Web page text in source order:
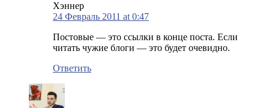
Хэннер
24 Февраль 2011 at 0:47
Постовые — это ссылки в конце поста. Если
читать чужие блоги — это будет очевидно.
Ответить